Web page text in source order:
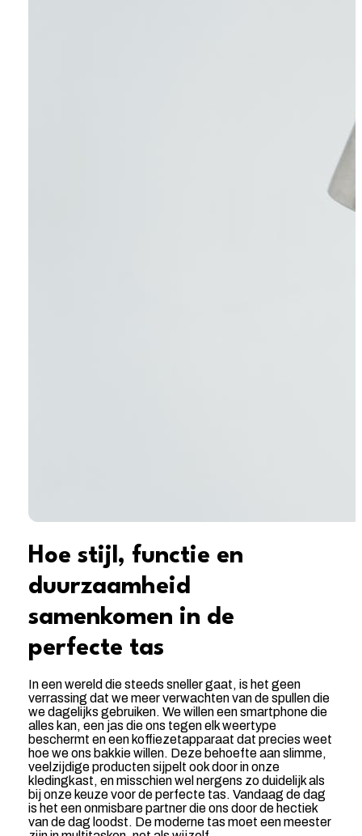
Hoe stijl, functie en
duurzaamheid
samenkomen in de
perfecte tas
In een wereld die steeds sneller gaat, is het geen
verrassing dat we meer verwachten van de spullen die
we dagelijks gebruiken. We willen een smartphone die
alles kan, een jas die ons tegen elk weertype
beschermt en een koffiezetapparaat dat precies weet
hoe we ons bakkie willen. Deze behoefte aan slimme,
veelzijdige producten sijpelt ook door in onze
kledingkast, en misschien wel nergens zo duidelijk als
bij onze keuze voor de perfecte tas. Vandaag de dag
is het een onmisbare partner die ons door de hectiek
van de dag loodst. De moderne tas moet een meester